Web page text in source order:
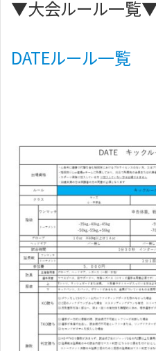
▼大会ルール一覧
DATEルール一覧